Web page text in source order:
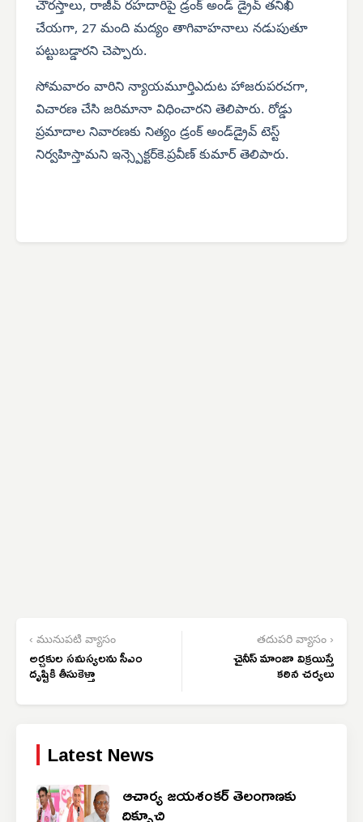
చౌరస్తాలు, రాజీవ్ రహదారిపై డ్రంక్ అండ్ డ్రైవ్ తనిఖీ
చేయగా, 27 మంది మద్యం తాగివాహనాలు నడుపుతూ
పట్టుబడ్డారని చెప్పారు.
సోమవారం వారిని న్యాయమూర్తిఎదుట హాజరుపరచగా,
విచారణ చేసి జరిమానా విధించారని తెలిపారు. రోడ్డు
ప్రమాదాల నివారణకు నిత్యం డ్రంక్ అండ్‌డ్రైవ్ టెస్ట్
నిర్వహిస్తామని ఇన్స్పెక్టర్‌కె.ప్రవీణ్ కుమార్ తెలిపారు.
‹ మునుపటి వ్యాసం
అర్చకుల సమస్యలను సీఎం
దృష్టికి తీసుకెళ్తా
తదుపరి వ్యాసం ›
చైనీస్ మాంజా విక్రయిస్తే
కఠిన చర్యలు
Latest News
ఆచార్య జయశంకర్ తెలంగాణకు
దిక్సూచి